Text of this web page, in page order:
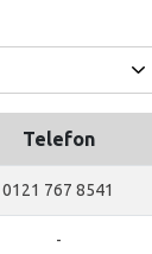
Telefon
0121 767 8541
-